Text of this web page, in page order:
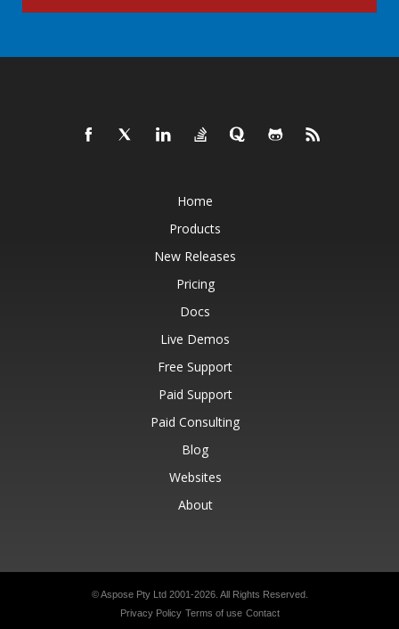
Home
Products
New Releases
Pricing
Docs
Live Demos
Free Support
Paid Support
Paid Consulting
Blog
Websites
About
© Aspose Pty Ltd 2001-2026. All Rights Reserved.
Privacy Policy Terms of use Contact